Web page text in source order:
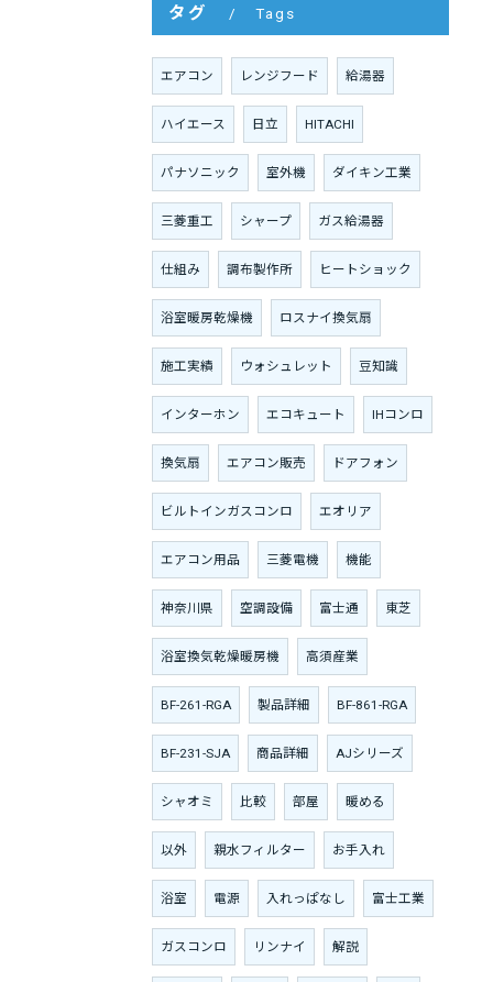
タグ Tags
エアコン レンジフード 給湯器
ハイエース 日立 HITACHI
パナソニック 室外機 ダイキン工業
三菱重工 シャープ ガス給湯器
仕組み 調布製作所 ヒートショック
浴室暖房乾燥機 ロスナイ換気扇
施工実績 ウォシュレット 豆知識
インターホン エコキュート IHコンロ
換気扇 エアコン販売 ドアフォン
ビルトインガスコンロ エオリア
エアコン用品 三菱電機 機能
神奈川県 空調設備 富士通 東芝
浴室換気乾燥暖房機 高須産業
BF-261-RGA 製品詳細 BF-861-RGA
BF-231-SJA 商品詳細 AJシリーズ
シャオミ 比較 部屋 暖める
以外 親水フィルター お手入れ
浴室 電源 入れっぱなし 富士工業
ガスコンロ リンナイ 解説